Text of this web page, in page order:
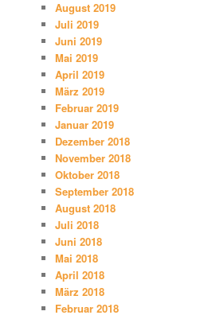
August 2019
Juli 2019
Juni 2019
Mai 2019
April 2019
März 2019
Februar 2019
Januar 2019
Dezember 2018
November 2018
Oktober 2018
September 2018
August 2018
Juli 2018
Juni 2018
Mai 2018
April 2018
März 2018
Februar 2018